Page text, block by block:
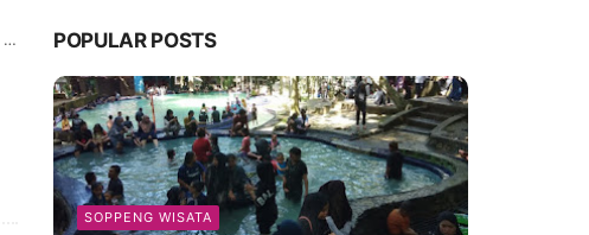
POPULAR POSTS
SOPPENG WISATA